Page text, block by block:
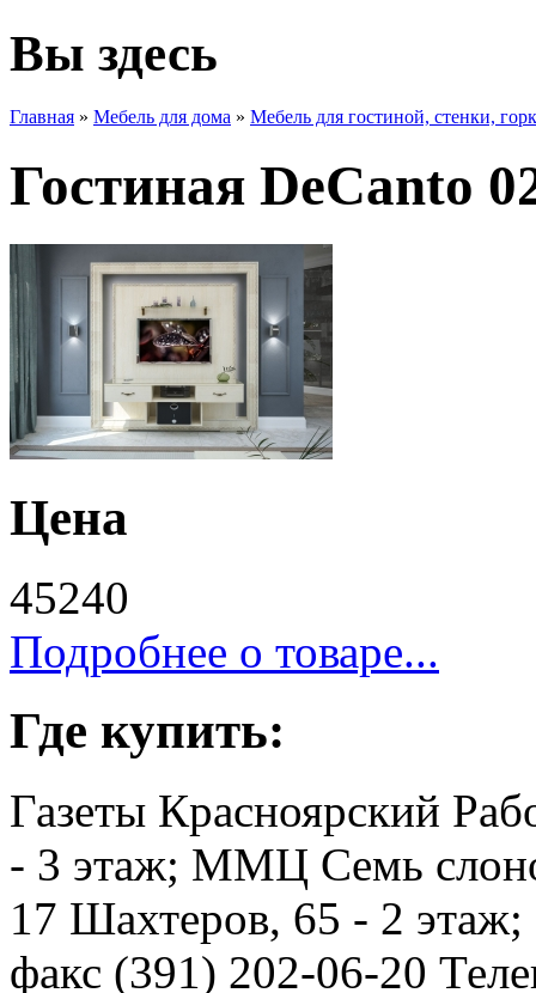
Вы здесь
Главная » Мебель для дома » Мебель для гостиной, стенки,
Гостиная DeСanto
Цена
45240
Подробнее о товаре...
Где купить:
Газеты Красноярский
- 3 этаж; ММЦ Семь
17 Шахтеров, 65 - 2
факс (391) 202-06-20